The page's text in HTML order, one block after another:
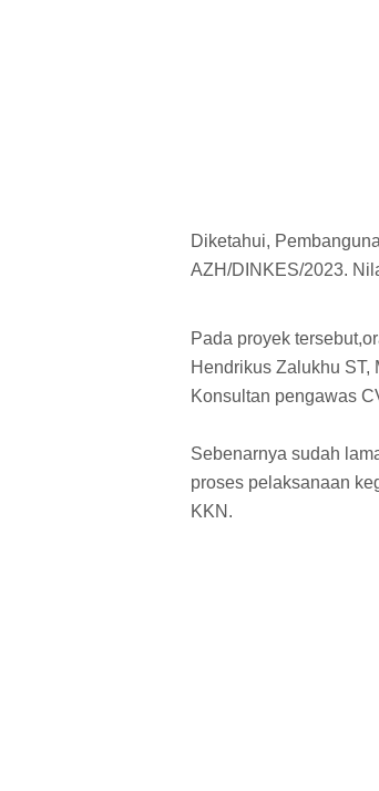
Diketahui,
AZH/DINKES/2023.
Pada proyek
Hendrikus Zalukhu ST,
Konsultan pengawas
Sebenarnya sudah
proses pelaksanaan
KKN.